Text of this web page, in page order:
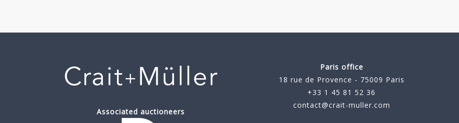
Associated auctioneers
Paris office
18 rue de Provence - 75009 Paris
+33 1 45 81 52 36
contact@crait-muller.com